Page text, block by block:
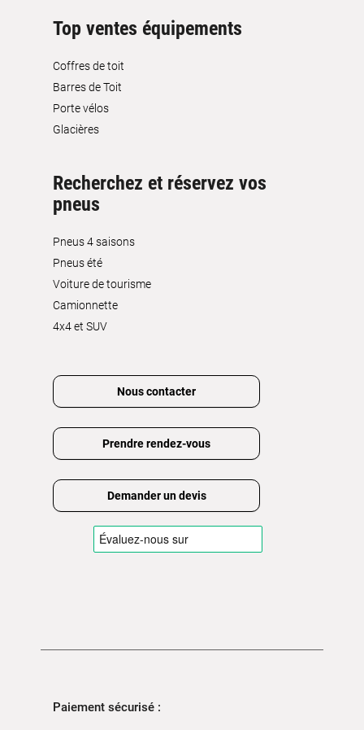
Top ventes équipements
Coffres de toit
Barres de Toit
Porte vélos
Glacières
Recherchez et réservez vos
pneus
Pneus 4 saisons
Pneus été
Voiture de tourisme
Camionnette
4x4 et SUV
Nous contacter
Prendre rendez-vous
Demander un devis
Paiement sécurisé :